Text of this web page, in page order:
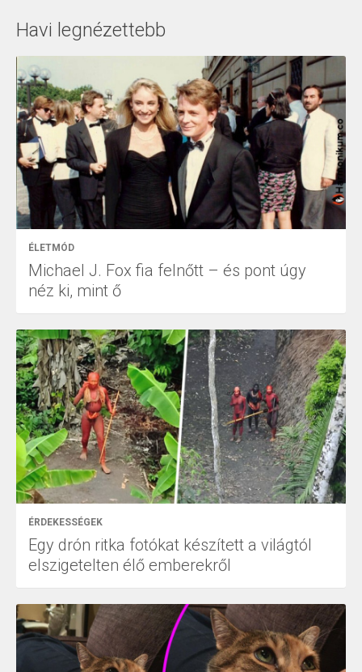
Havi legnézettebb
ÉLETMÓD
Michael J. Fox fia felnőtt – és pont úgy
néz ki, mint ő
ÉRDEKESSÉGEK
Egy drón ritka fotókat készített a világtól
elszigetelten élő emberekről